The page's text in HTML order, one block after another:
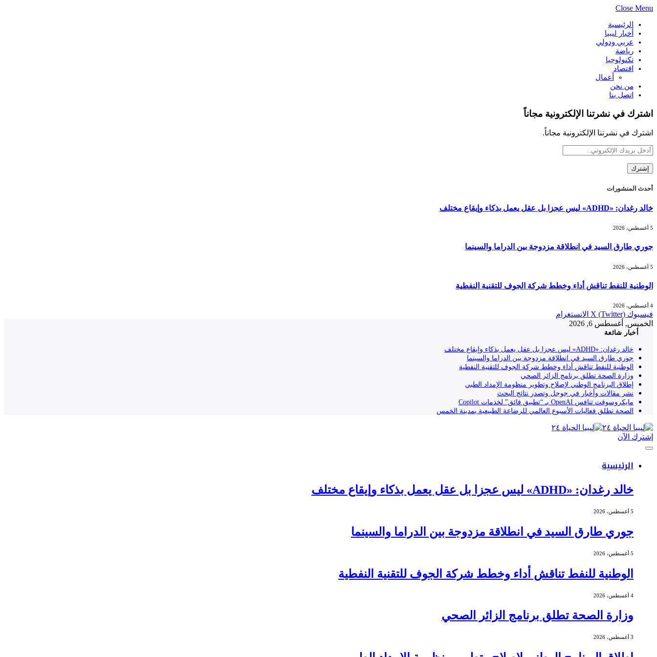
Close Menu
الرئيسية
أخبار ليبيا
عربي ودولي
رياضة
تكنولوجيا
اقتصاد
أعمال
من نحن
اتصل بنا
اشترك في نشرتنا الإلكترونية مجاناً
اشترك في نشرتنا الإلكترونية مجاناً.
أحدث المنشورات
خالد رغدان: «ADHD» ليس عجزا بل عقل يعمل بذكاء وإيقاع مختلف
5 أغسطس، 2026
جوري طارق السيد في انطلاقة مزدوجة بين الدراما والسينما
5 أغسطس، 2026
الوطنية للنفط تناقش أداء وخطط شركة الجوف للتقنية النفطية
4 أغسطس، 2026
فيسبوك X (Twitter) الانستغرام
الخميس, أغسطس 6, 2026
أخبار شائعة
خالد رغدان: «ADHD» ليس عجزا بل عقل يعمل بذكاء وإيقاع مختلف
جوري طارق السيد في انطلاقة مزدوجة بين الدراما والسينما
الوطنية للنفط تناقش أداء وخطط شركة الجوف للتقنية النفطية
وزارة الصحة تطلق برنامج الزائر الصحي
إطلاق البرنامج الوطني لإصلاح وتطوير منظومة الإمداد الطبي
نشر مقالات وأخبار في جوجل وتصدر نتائج البحث
مايكروسوفت تنافس OpenAI بـ “تطبيق فائق” لخدمات Copilot
الصحة تطلق فعاليات الأسبوع العالمي للرضاعة الطبيعية بمدينة الخمس
إشترك الآن
الرئيسية
خالد رغدان: «ADHD» ليس عجزا بل عقل يعمل بذكاء وإيقاع مختلف
5 أغسطس، 2026
جوري طارق السيد في انطلاقة مزدوجة بين الدراما والسينما
5 أغسطس، 2026
الوطنية للنفط تناقش أداء وخطط شركة الجوف للتقنية النفطية
4 أغسطس، 2026
وزارة الصحة تطلق برنامج الزائر الصحي
3 أغسطس، 2026